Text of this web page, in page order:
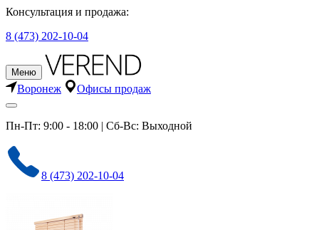
Консультация и продажа:
8 (473) 202-10-04
Меню
Воронеж Офисы продаж
Пн-Пт: 9:00 - 18:00 | Сб-Вс: Выходной
8 (473) 202-10-04